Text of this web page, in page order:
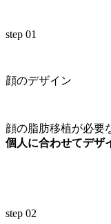
step 01
顔のデザイン
顔の脂肪移植が必要
個人に合わせてデザ
step 02